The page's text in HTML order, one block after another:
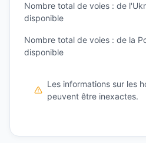
Nombre total de voies : de
disponible
Nombre total de voies : de la
disponible
Les informations sur les
peuvent être inexactes.